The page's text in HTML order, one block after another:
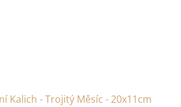
Kalich - Trojitý Měsíc - 20x11cm